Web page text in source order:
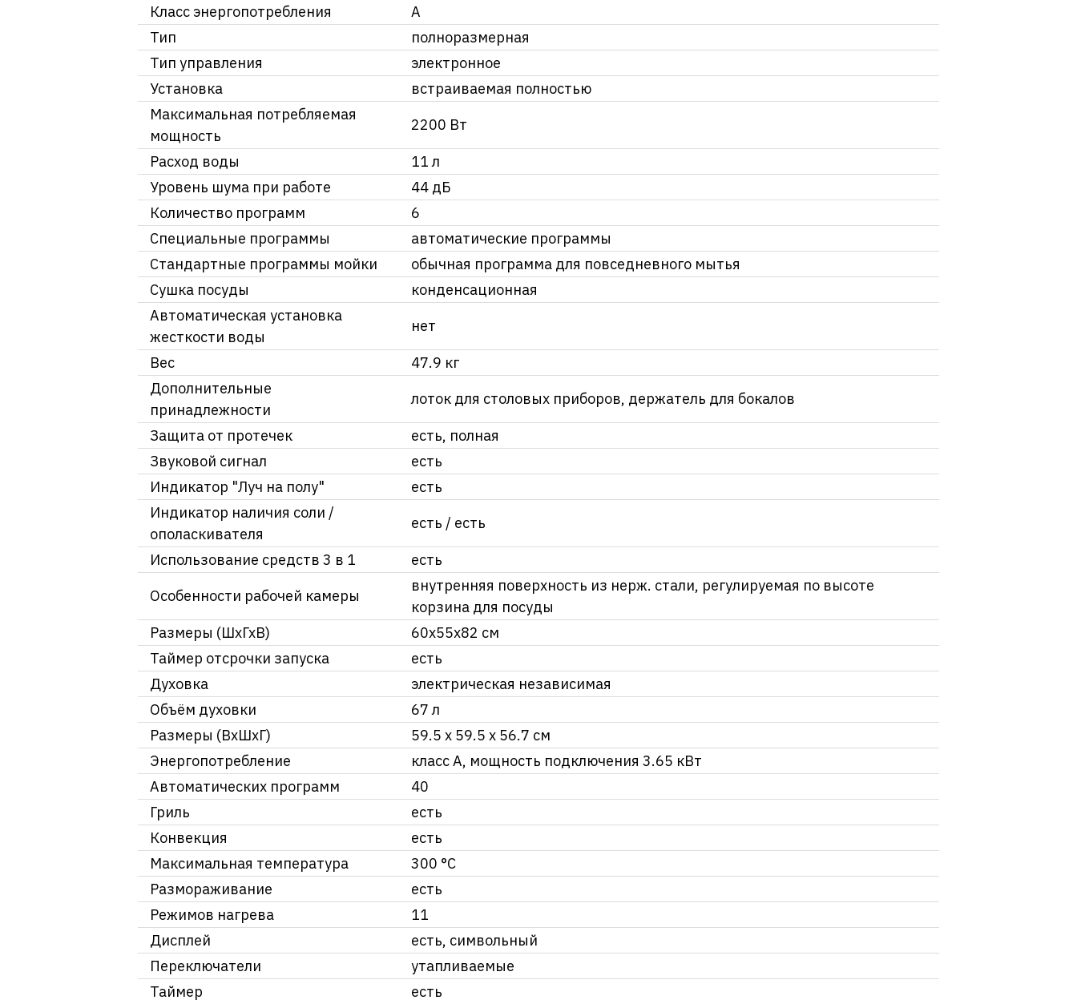
Класс энергопотребления
A
Тип
полноразмерная
Тип управления
электронное
Установка
встраиваемая полностью
Максимальная потребляемая
мощность
2200 Вт
Расход воды
11 л
Уровень шума при работе
44 дБ
Количество программ
6
Специальные программы
автоматические программы
Стандартные программы мойки
обычная программа для повседневного мытья
Сушка посуды
конденсационная
Автоматическая установка
жесткости воды
нет
Вес
47.9 кг
Дополнительные
принадлежности
лоток для столовых приборов, держатель для бокалов
Защита от протечек
есть, полная
Звуковой сигнал
есть
Индикатор "Луч на полу"
есть
Индикатор наличия соли /
ополаскивателя
есть / есть
Использование средств 3 в 1
есть
Особенности рабочей камеры
внутренняя поверхность из нерж. стали, регулируемая по высоте
корзина для посуды
Размеры (ШхГхВ)
60x55x82 см
Таймер отсрочки запуска
есть
Духовка
электрическая независимая
Объём духовки
67 л
Размеры (ВхШхГ)
59.5 х 59.5 x 56.7 см
Энергопотребление
класс А, мощность подключения 3.65 кВт
Автоматических программ
40
Гриль
есть
Конвекция
есть
Максимальная температура
300 °С
Размораживание
есть
Режимов нагрева
11
Дисплей
есть, символьный
Переключатели
утапливаемые
Таймер
есть